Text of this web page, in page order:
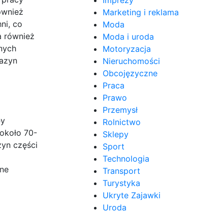
co
również
70-
części
Marketing i reklama
Moda
Moda i uroda
Motoryzacja
Nieruchomości
Obcojęzyczne
Praca
Prawo
Przemysł
Rolnictwo
Sklepy
Sport
Technologia
Transport
Turystyka
Ukryte Zajawki
Uroda